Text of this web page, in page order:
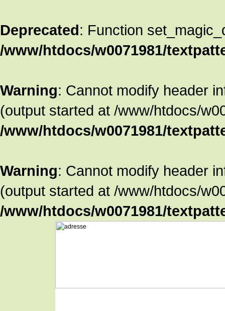
Deprecated: Function
/www/htdocs/w0071981/
Warning: Cannot modify header
(output started at /www/htdocs/
/www/htdocs/w0071981/
Warning: Cannot modify header
(output started at /www/htdocs/
/www/htdocs/w0071981/